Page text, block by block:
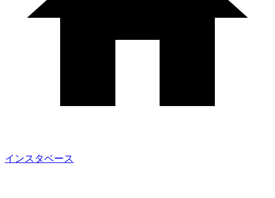
インスタベース